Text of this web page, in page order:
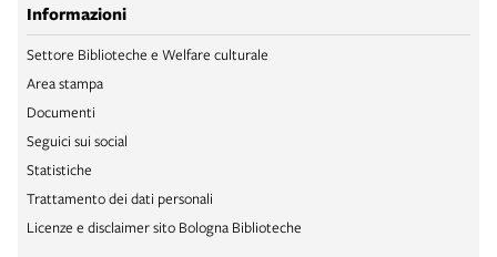
Informazioni
Settore Biblioteche e Welfare culturale
Area stampa
Documenti
Seguici sui social
Statistiche
Trattamento dei dati personali
Licenze e disclaimer sito Bologna Biblioteche